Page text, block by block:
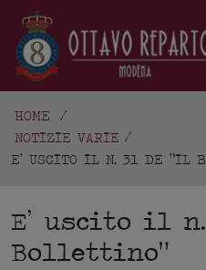
HOME
/
NOTIZIE VARIE
E’ USCITO IL N. 31 DE “IL
E’ uscito il
Bollettino”